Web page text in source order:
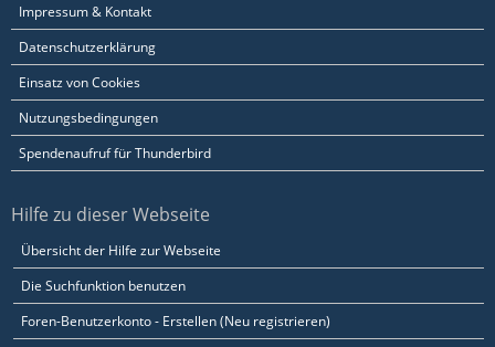
Impressum & Kontakt
Datenschutzerklärung
Einsatz von Cookies
Nutzungsbedingungen
Spendenaufruf für Thunderbird
Hilfe zu dieser Webseite
Übersicht der Hilfe zur Webseite
Die Suchfunktion benutzen
Foren-Benutzerkonto - Erstellen (Neu registrieren)